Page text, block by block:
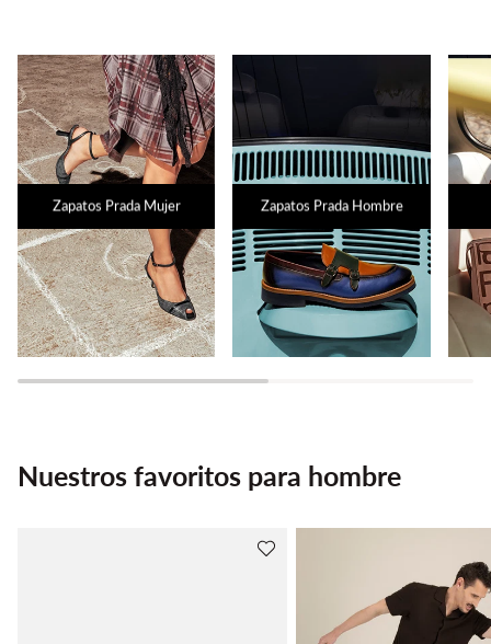
Zapatos Prada Mujer Zapatos Prada Hombre
Nuestros favoritos para hombre